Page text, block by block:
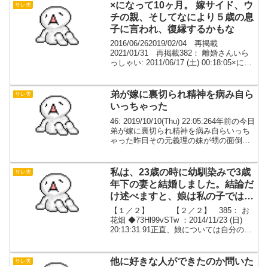
サレ夫
×になって10ヶ月。 嫁サイド、ウ
チの親、そしてなにより５歳の息
子に言われ、復縁するかもな
2016/06/262019/02/04 再掲載
2021/01/31 再掲載382： 離婚さんいら
っしゃい: 2011/06/17 (土) 00:18:05×にな
るか...
サレ夫
弟が嫁に裏切られ精神を病み自ら
いっちゃった
46: 2019/10/10(Thu) 22:05:264年前の今日
弟が嫁に裏切られ精神を病み自らいっち
ゃった昨日その元義理の妹が甥の面倒を
サレ夫
私は、23歳の時に幼馴染みで3歳
年下の妻と結婚しました。結論だ
け述べますと、娘は私の子ではあ
りませんでした【２／２】
【１／２】 【２／２】 385： お
花畑 ◆73Hl99vSTw ：2014/11/23 (日)
20:13:31.91正直、娘については自分の中
ったと思います。すい...
サレ夫
他に好きな人ができたのか問いた